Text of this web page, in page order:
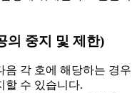
의 중지 및 제한)
각 호에 해당하는 경우
할 수 있습니다.